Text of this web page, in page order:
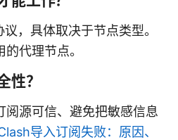
，具体取决于节点类型。
代理节点。
性？
阅源可信、避免把敏感信息
导入订阅失败：原因、